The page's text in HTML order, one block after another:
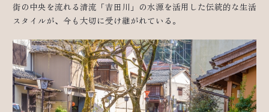
街の中央を流れる清流「吉田川」の水源を活用した伝統的な生活
スタイルが、今も大切に受け継がれている。